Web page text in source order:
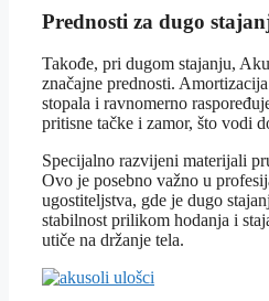
Prednosti za dugo
Takođe, pri dugom stajanju,
značajne prednosti.
stopala i ravnomerno
pritisne tačke i zamor, što vodi
Specijalno razvijeni materijali
Ovo je posebno važno u
ugostiteljstva, gde je dugo
stabilnost prilikom hodanja i
utiče na držanje tela.